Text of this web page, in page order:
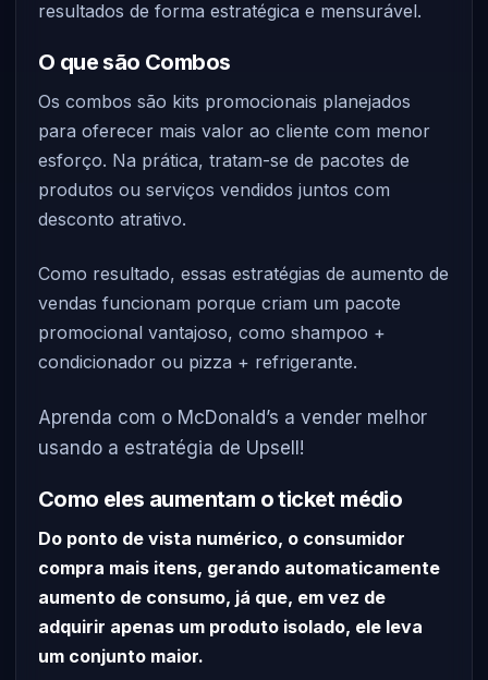
resultados de forma estratégica e mensurável.
O que são Combos
Os combos são kits promocionais planejados
para oferecer mais valor ao cliente com menor
esforço. Na prática, tratam-se de pacotes de
produtos ou serviços vendidos juntos com
desconto atrativo.
Como resultado, essas estratégias de aumento de
vendas funcionam porque criam um pacote
promocional vantajoso, como shampoo +
condicionador ou pizza + refrigerante.
Aprenda com o McDonald’s a vender melhor
usando a estratégia de Upsell!
Como eles aumentam o ticket médio
Do ponto de vista numérico, o consumidor
compra mais itens, gerando automaticamente
aumento de consumo, já que, em vez de
adquirir apenas um produto isolado, ele leva
um conjunto maior.